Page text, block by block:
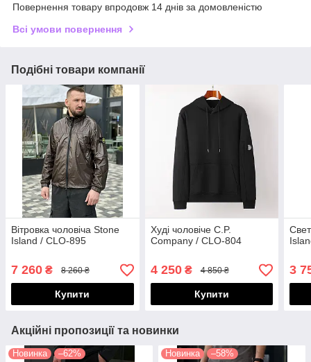
Повернення товару впродовж 14 днів за домовленістю
Всі умови повернення
Подібні товари компанії
Вітровка чоловіча Stone
Island / CLO-895
7 260 ₴ 8 260 ₴
Купити
Худі чоловіче С.P.
Company / CLO-804
4 250₴ 4 850 ₴
Купити
3
Акційні пропозиції та новинки
Новинка –62% Новинка –58%